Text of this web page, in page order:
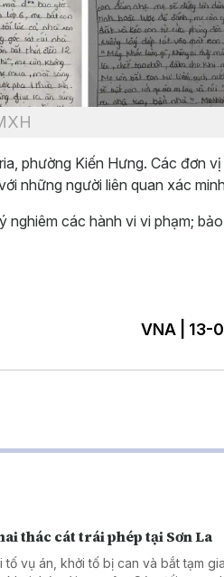
phường Kiến Hưng. Các đơn
những người liên quan xác
các hành vi vi phạm;
VNA | 13-
thác cát trái phép tại Sơn La
tố vụ án, khởi tố bị can và bắt tạm